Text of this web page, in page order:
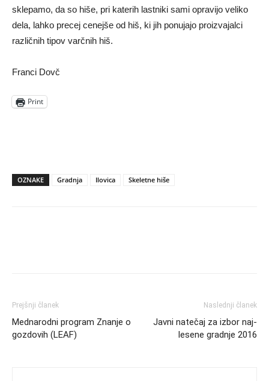
sklepamo, da so hiše, pri katerih lastniki sami opravijo veliko
dela, lahko precej cenejše od hiš, ki jih ponujajo proizvajalci
različnih tipov varčnih hiš.
Franci Dovč
Print
OZNAKE Gradnja Ilovica Skeletne hiše
Prejšnji članek
Mednarodni program Znanje o
gozdovih (LEAF)
Naslednji članek
Javni natečaj za izbor naj-
lesene gradnje 2016